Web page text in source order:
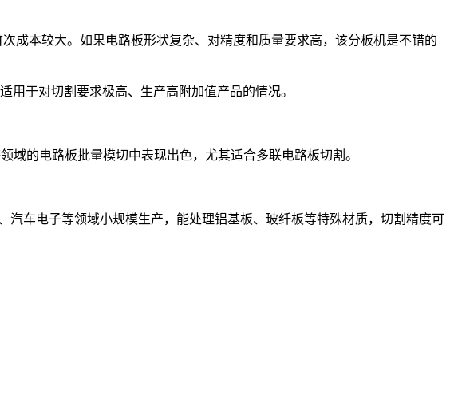
成本较大。如果电路板形状复杂、对精度和质量要求高，该分板机是不错的
于对切割要求极高、生产高附加值产品的情况。
域的电路板批量模切中表现出色，尤其适合多联电路板切割。
车电子等领域小规模生产，能处理铝基板、玻纤板等特殊材质，切割精度可